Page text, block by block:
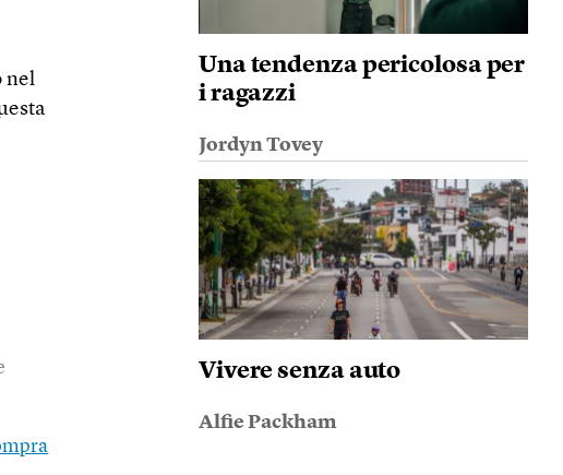
nel
Una tendenza pericolosa per
i ragazzi
Jordyn Tovey
Vivere senza auto
Alfie Packham